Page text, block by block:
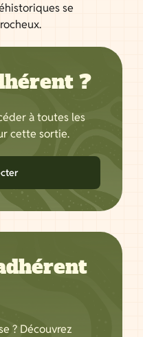
se
?
à toutes les
cette sortie.
? Découvrez